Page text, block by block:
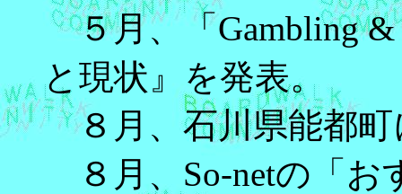
５月、「Gambling &
と現状』を発表。
８月、石川県能都町
８月、So-netの「お